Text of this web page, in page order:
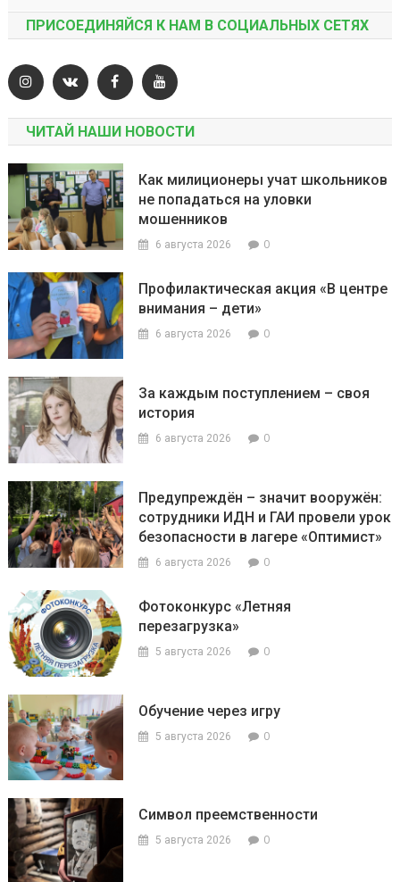
ПРИСОЕДИНЯЙСЯ К НАМ В СОЦИАЛЬНЫХ СЕТЯХ
ЧИТАЙ НАШИ НОВОСТИ
Как милиционеры учат школьников
не попадаться на уловки
мошенников
6 августа 2026 0
Профилактическая акция «В центре
внимания – дети»
6 августа 2026 0
За каждым поступлением – своя
история
6 августа 2026 0
Предупреждён – значит вооружён:
сотрудники ИДН и ГАИ провели урок
безопасности в лагере «Оптимист»
6 августа 2026 0
Фотоконкурс «Летняя
перезагрузка»
5 августа 2026 0
Обучение через игру
5 августа 2026 0
Символ преемственности
5 августа 2026 0